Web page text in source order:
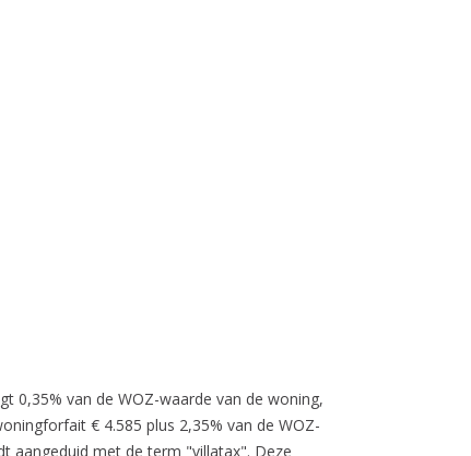
0,35% van de WOZ-waarde van de woning,
€ 4.585 plus 2,35% van de WOZ-
aangeduid met de term "villatax". Deze